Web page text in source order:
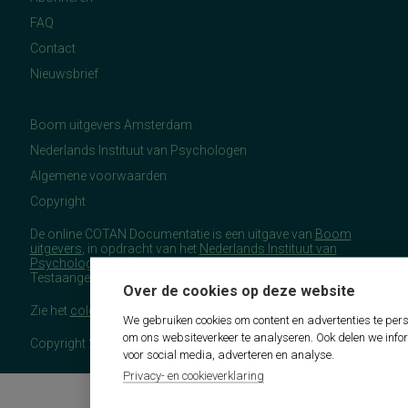
Over de cookies op deze website
We gebruiken cookies om content en advertenties te
om ons websiteverkeer te analyseren. Ook delen we
voor social media, adverteren en analyse.
Privacy- en cookieverklaring
FAQ
Contact
Nieuwsbrief
Boom uitgevers Amsterdam
Nederlands Instituut van Psychologen
Algemene voorwaarden
Copyright
De online COTAN Documentatie is een uitgave van Boom
uitgevers , in opdracht van het Nederlands Instituut van
Psychologen(NIP), namens de Commissie
Testaangelegenheden Nederland (COTAN).
Zie het colofon
Copyright 2026 - COTAN Documentatie